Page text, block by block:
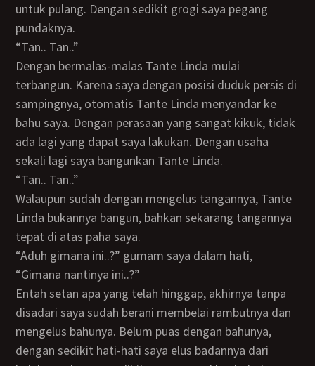
untuk pulang. Dengan sedikit grogi saya pegang
pundaknya.
“Tan.. Tan..”
Dengan bermalas-malas Tante Linda mulai
terbangun. Karena saya dengan posisi duduk persis di
sampingnya, otomatis Tante Linda menyandar ke
bahu saya. Dengan perasaan yang sangat kikuk, tidak
ada lagi yang dapat saya lakukan. Dengan usaha
sekali lagi saya bangunkan Tante Linda.
“Tan.. Tan..”
Walaupun sudah dengan mengelus tangannya, Tante
Linda bukannya bangun, bahkan sekarang tangannya
tepat di atas paha saya.
“Aduh gimana ini..?” gumam saya dalam hati,
“Gimana nantinya ini..?”
Entah setan apa yang telah hinggap, akhirnya tanpa
disadari saya sudah berani membelai rambutnya dan
mengelus bahunya. Belum puas dengan bahunya,
dengan sedikit hati-hati saya elus badannya dari